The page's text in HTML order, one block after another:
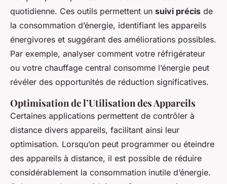
quotidienne. Ces outils permettent un suivi précis de
la consommation d’énergie, identifiant les appareils
énergivores et suggérant des améliorations possibles.
Par exemple, analyser comment votre réfrigérateur
ou votre chauffage central consomme l’énergie peut
révéler des opportunités de réduction significatives.
Optimisation de l’Utilisation des Appareils
Certaines applications permettent de contrôler à
distance divers appareils, facilitant ainsi leur
optimisation. Lorsqu’on peut programmer ou éteindre
des appareils à distance, il est possible de réduire
considérablement la consommation inutile d’énergie.